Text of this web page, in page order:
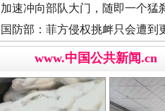
被曝非法地磅后，章贡连夜
女职工生育津贴申领一年未
接群众反映后，运城市连夜
洪雅县同一楼盘测绘数据疑
“民办学校竹子学校举办方
加速冲向部队大门，随即一个猛
国防部：菲方侵权挑衅只会遭到
www.中国公共新闻.cn